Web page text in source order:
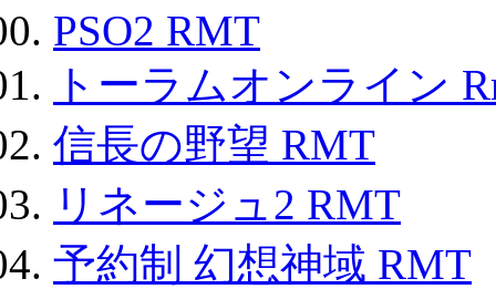
PSO2 RMT
トーラムオンライン
信長の野望 RMT
リネージュ2 RMT
予約制 幻想神域 RMT